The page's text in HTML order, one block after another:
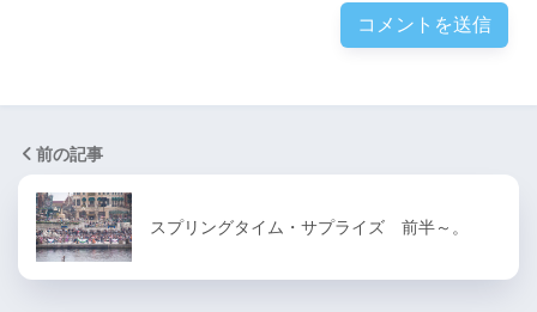
前の記事
スプリングタイム・サプライズ 前半～。